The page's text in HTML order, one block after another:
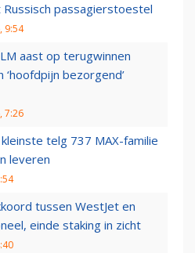
Russisch passagierstoestel
9:54
aast op terugwinnen
‘hoofdpijn bezorgend’
7:26
telg 737 MAX-familie
leveren
tussen WestJet en
einde staking in zicht